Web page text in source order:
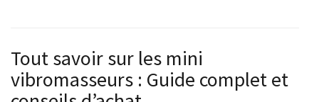
Tout savoir sur les mini
vibromasseurs : Guide complet et